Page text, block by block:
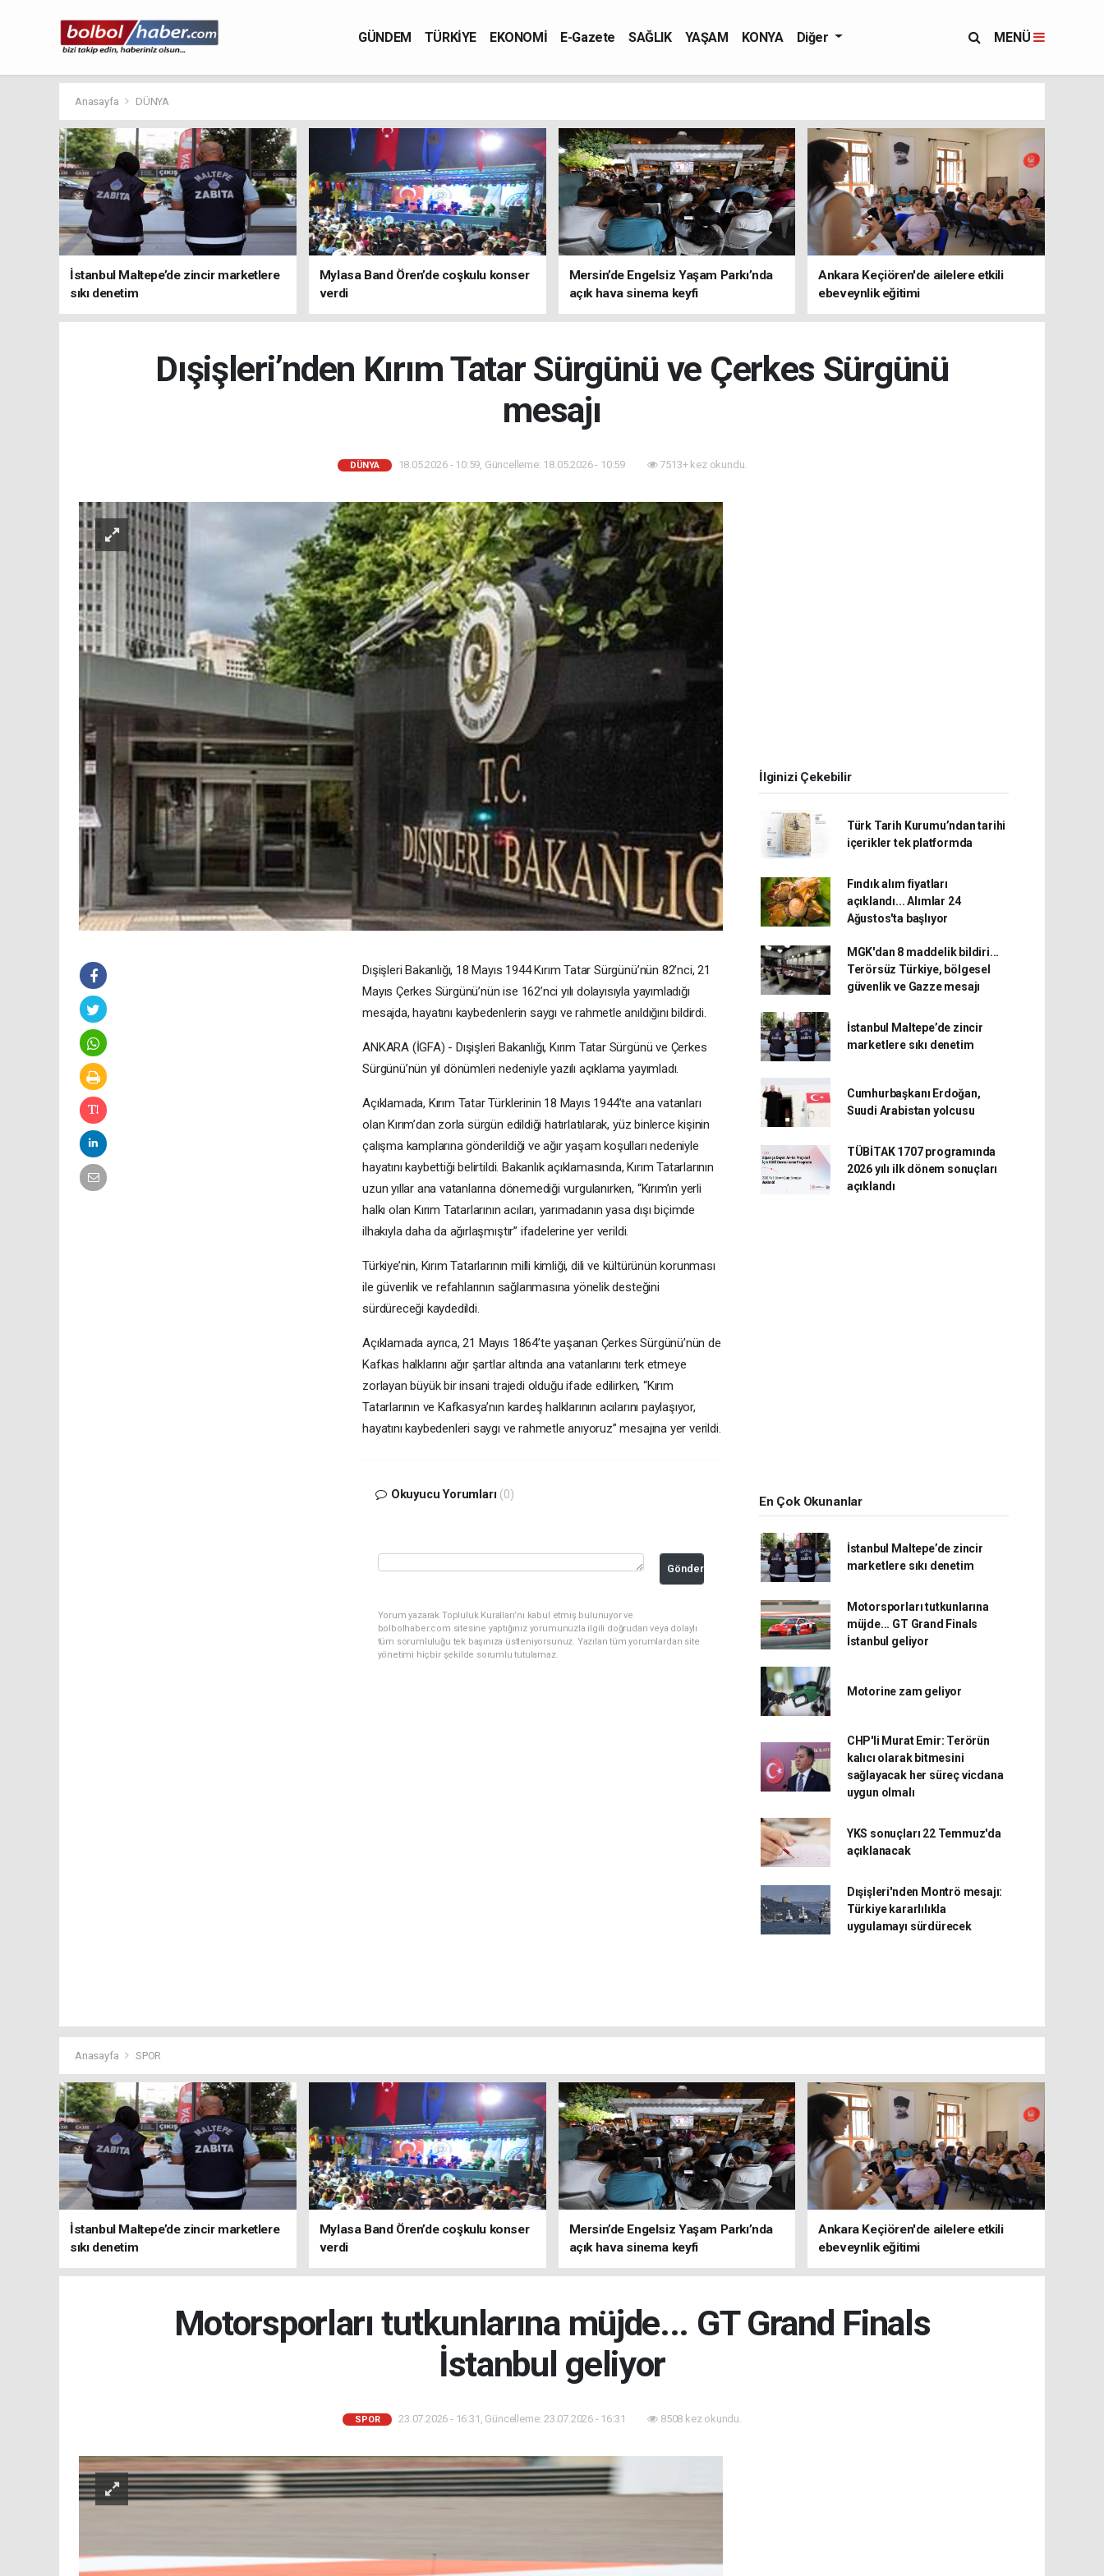
GÜNDEM TÜRKİYE EKONOMİ E-Gazete SAĞLIK YAŞAM KONYA Diğer MENÜ
Anasayfa DÜNYA
İstanbul Maltepe’de zincir marketlere
sıkı denetim
Mylasa Band Ören’de coşkulu konser
verdi
Mersin’de Engelsiz Yaşam Parkı’nda
açık hava sinema keyfi
Ankara Keçiören'de ailelere etkili
ebeveynlik eğitimi
Dışişleri’nden Kırım Tatar Sürgünü ve Çerkes Sürgünü
mesajı
DÜNYA 18.05.2026 - 10:59, Güncelleme: 18.05.2026 - 10:59 7513+ kez okundu.
Dışişleri Bakanlığı, 18 Mayıs 1944 Kırım Tatar Sürgünü’nün 82’nci, 21
Mayıs Çerkes Sürgünü’nün ise 162’nci yılı dolayısıyla yayımladığı
mesajda, hayatını kaybedenlerin saygı ve rahmetle anıldığını bildirdi.
ANKARA (İGFA) - Dışişleri Bakanlığı, Kırım Tatar Sürgünü ve Çerkes
Sürgünü’nün yıl dönümleri nedeniyle yazılı açıklama yayımladı.
Açıklamada, Kırım Tatar Türklerinin 18 Mayıs 1944’te ana vatanları
olan Kırım’dan zorla sürgün edildiği hatırlatılarak, yüz binlerce kişinin
çalışma kamplarına gönderildiği ve ağır yaşam koşulları nedeniyle
hayatını kaybettiği belirtildi. Bakanlık açıklamasında, Kırım Tatarlarının
uzun yıllar ana vatanlarına dönemediği vurgulanırken, “Kırım’ın yerli
halkı olan Kırım Tatarlarının acıları, yarımadanın yasa dışı biçimde
ilhakıyla daha da ağırlaşmıştır” ifadelerine yer verildi.
Türkiye’nin, Kırım Tatarlarının milli kimliği, dili ve kültürünün korunması
ile güvenlik ve refahlarının sağlanmasına yönelik desteğini
sürdüreceği kaydedildi.
Açıklamada ayrıca, 21 Mayıs 1864’te yaşanan Çerkes Sürgünü’nün de
Kafkas halklarını ağır şartlar altında ana vatanlarını terk etmeye
zorlayan büyük bir insani trajedi olduğu ifade edilirken, “Kırım
Tatarlarının ve Kafkasya’nın kardeş halklarının acılarını paylaşıyor,
hayatını kaybedenleri saygı ve rahmetle anıyoruz” mesajına yer verildi.
Okuyucu Yorumları (0)
Gönder
Yorum yazarak Topluluk Kuralları’nı kabul etmiş bulunuyor ve
bolbolhaber.com sitesine yaptığınız yorumunuzla ilgili doğrudan veya dolaylı
tüm sorumluluğu tek başınıza üstleniyorsunuz. Yazılan tüm yorumlardan site
yönetimi hiçbir şekilde sorumlu tutulamaz.
İlginizi Çekebilir
Türk Tarih Kurumu’ndan tarihi
içerikler tek platformda
Fındık alım fiyatları
açıklandı... Alımlar 24
Ağustos'ta başlıyor
MGK'dan 8 maddelik bildiri...
Terörsüz Türkiye, bölgesel
güvenlik ve Gazze mesajı
İstanbul Maltepe’de zincir
marketlere sıkı denetim
Cumhurbaşkanı Erdoğan,
Suudi Arabistan yolcusu
TÜBİTAK 1707 programında
2026 yılı ilk dönem sonuçları
açıklandı
En Çok Okunanlar
İstanbul Maltepe’de zincir
marketlere sıkı denetim
Motorsporları tutkunlarına
müjde... GT Grand Finals
İstanbul geliyor
Motorine zam geliyor
CHP'li Murat Emir: Terörün
kalıcı olarak bitmesini
sağlayacak her süreç vicdana
uygun olmalı
YKS sonuçları 22 Temmuz'da
açıklanacak
Dışişleri'nden Montrö mesajı:
Türkiye kararlılıkla
uygulamayı sürdürecek
Anasayfa SPOR
İstanbul Maltepe’de zincir marketlere
sıkı denetim
Mylasa Band Ören’de coşkulu konser
verdi
Mersin’de Engelsiz Yaşam Parkı’nda
açık hava sinema keyfi
Ankara Keçiören'de ailelere etkili
ebeveynlik eğitimi
Motorsporları tutkunlarına müjde... GT Grand Finals
İstanbul geliyor
SPOR 23.07.2026 - 16:31, Güncelleme: 23.07.2026 - 16:31 8508 kez okundu.